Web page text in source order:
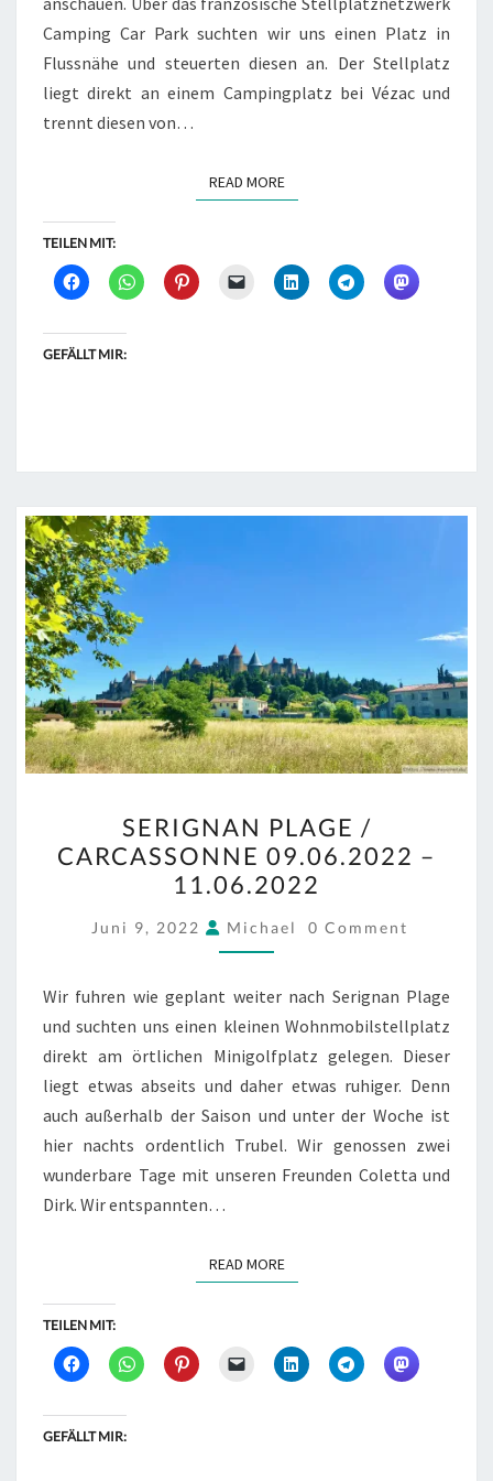
Camping Car Park suchten wir uns einen Platz in
Flussnähe und steuerten diesen an. Der Stellplatz
liegt direkt an einem Campingplatz bei Vézac und
trennt diesen von…
READ MOREREAD MORE
TEILEN MIT:
GEFÄLLT MIR:
PLAGE
/
CARCASSONNE
09.06.2022
–
SERIGNAN PLAGE /
CARCASSONNE 09.06.2022 –
11.06.2022
Juni 9, 2022 Michael COMMENTS
0 Comment
Wir fuhren wie geplant weiter nach Serignan Plage
und suchten uns einen kleinen Wohnmobilstellplatz
direkt am örtlichen Minigolfplatz gelegen. Dieser
liegt etwas abseits und daher etwas ruhiger. Denn
auch außerhalb der Saison und unter der Woche ist
hier nachts ordentlich Trubel. Wir genossen zwei
wunderbare Tage mit unseren Freunden Coletta und
Dirk. Wir entspannten…
READ MOREREAD MORE
TEILEN MIT:
GEFÄLLT MIR: